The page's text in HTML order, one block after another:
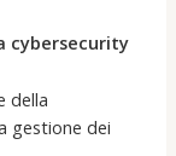
cybersecurity
della
gestione dei